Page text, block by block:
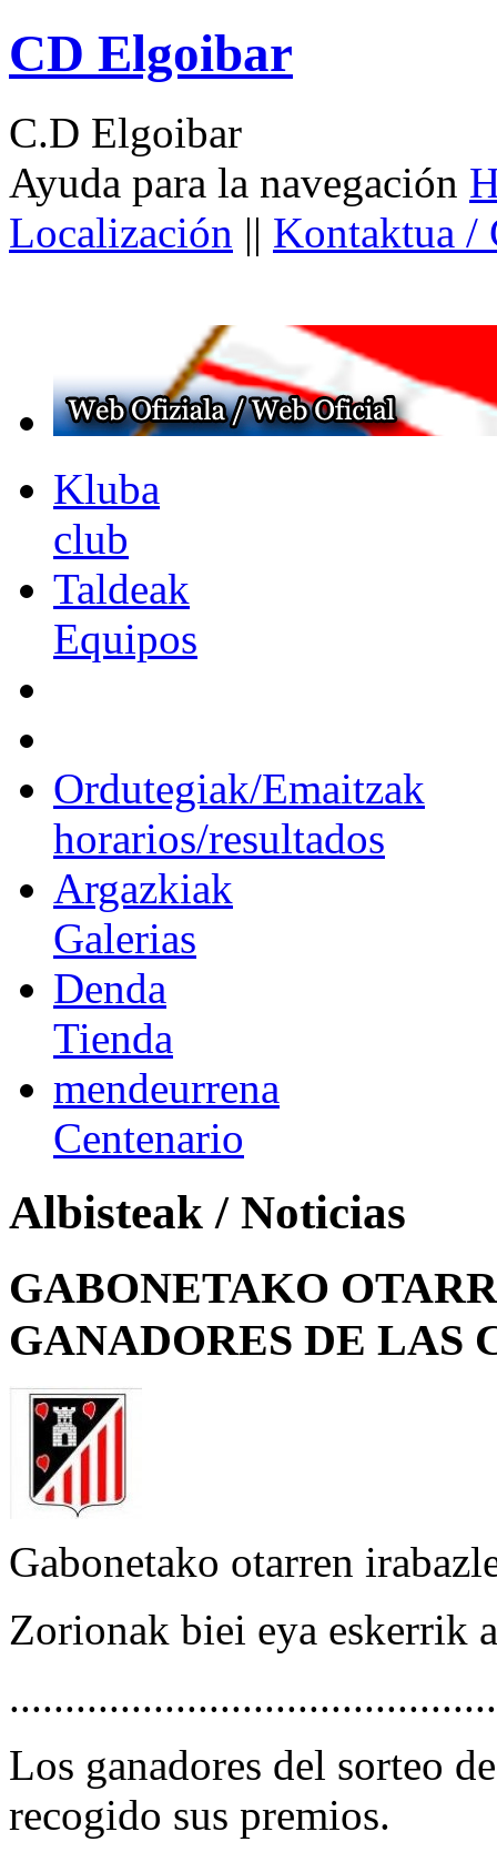
CD Elgoibar
C.D Elgoibar
Ayuda para la navegación
Localización || Kontaktua /
Kluba
club
Taldeak
Equipos
Ordutegiak/Emaitzak
horarios/resultados
Argazkiak
Galerias
Denda
Tienda
mendeurrena
Centenario
Albisteak / Noticias
GABONETAKO
GANADORES DE LAS
Gabonetako otarren
Zorionak biei eya eskerrik
............................................
Los ganadores del sorteo
recogido sus premios.